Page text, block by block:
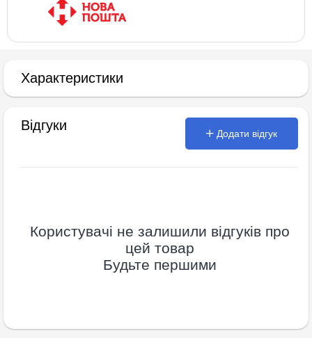
Характеристики
Відгуки
Додати відгук
Користувачі не залишили відгуків про
цей товар
Будьте першими